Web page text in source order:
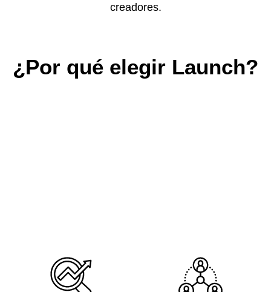
creadores.
¿Por qué elegir Launch?